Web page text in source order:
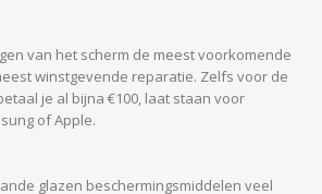
van het scherm de meest voorkomende
winstgevende reparatie. Zelfs voor de
je al bijna €100, laat staan voor
of Apple.
glazen beschermingsmiddelen veel